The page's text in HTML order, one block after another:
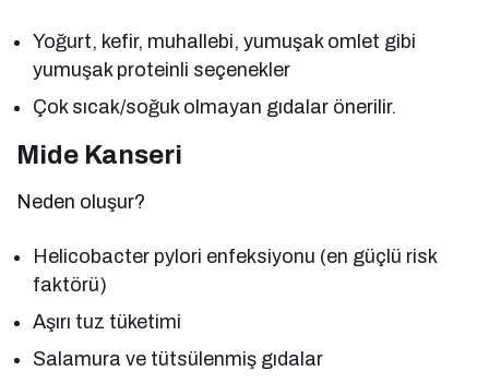
Yoğurt, kefir, muhallebi, yumuşak omlet gibi
yumuşak proteinli seçenekler
Çok sıcak/soğuk olmayan gıdalar önerilir.
Mide Kanseri
Neden oluşur?
Helicobacter pylori enfeksiyonu (en güçlü risk
faktörü)
Aşırı tuz tüketimi
Salamura ve tütsülenmiş gıdalar